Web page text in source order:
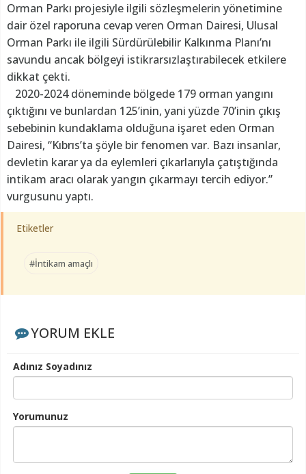
Orman Parkı projesiyle ilgili sözleşmelerin yönetimine
dair özel raporuna cevap veren Orman Dairesi, Ulusal
Orman Parkı ile ilgili Sürdürülebilir Kalkınma Planı’nı
savundu ancak bölgeyi istikrarsızlaştırabilecek etkilere
dikkat çekti.
2020-2024 döneminde bölgede 179 orman yangını
çıktığını ve bunlardan 125’inin, yani yüzde 70’inin çıkış
sebebinin kundaklama olduğuna işaret eden Orman
Dairesi, “Kıbrıs’ta şöyle bir fenomen var. Bazı insanlar,
devletin karar ya da eylemleri çıkarlarıyla çatıştığında
intikam aracı olarak yangın çıkarmayı tercih ediyor.”
vurgusunu yaptı.
Etiketler
#İntikam amaçlı
YORUM EKLE
Adınız Soyadınız
Yorumunuz